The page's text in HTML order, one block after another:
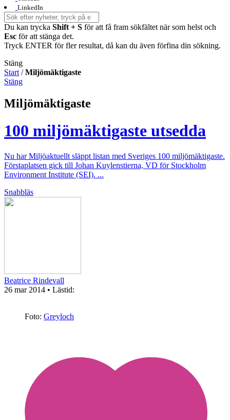
LinkedIn
Du kan trycka Shift + S för att få fram sökfältet när som helst och
Esc för att stänga det.
Tryck ENTER för fler resultat, då kan du även förfina din sökning.
Stäng
Start /Miljömäktigaste
Stäng
Miljömäktigaste
100 miljömäktigaste utsedda
Nu har Miljöaktuellt släppt listan med Sveriges 100 miljömäktigaste.
Förstaplatsen gick till Johan Kuylenstierna, VD för Stockholm
Environment Institute (SEI). ...
Snabbläs
Beatrice Rindevall
26 mar 2014 • Lästid:
Foto: Greyloch